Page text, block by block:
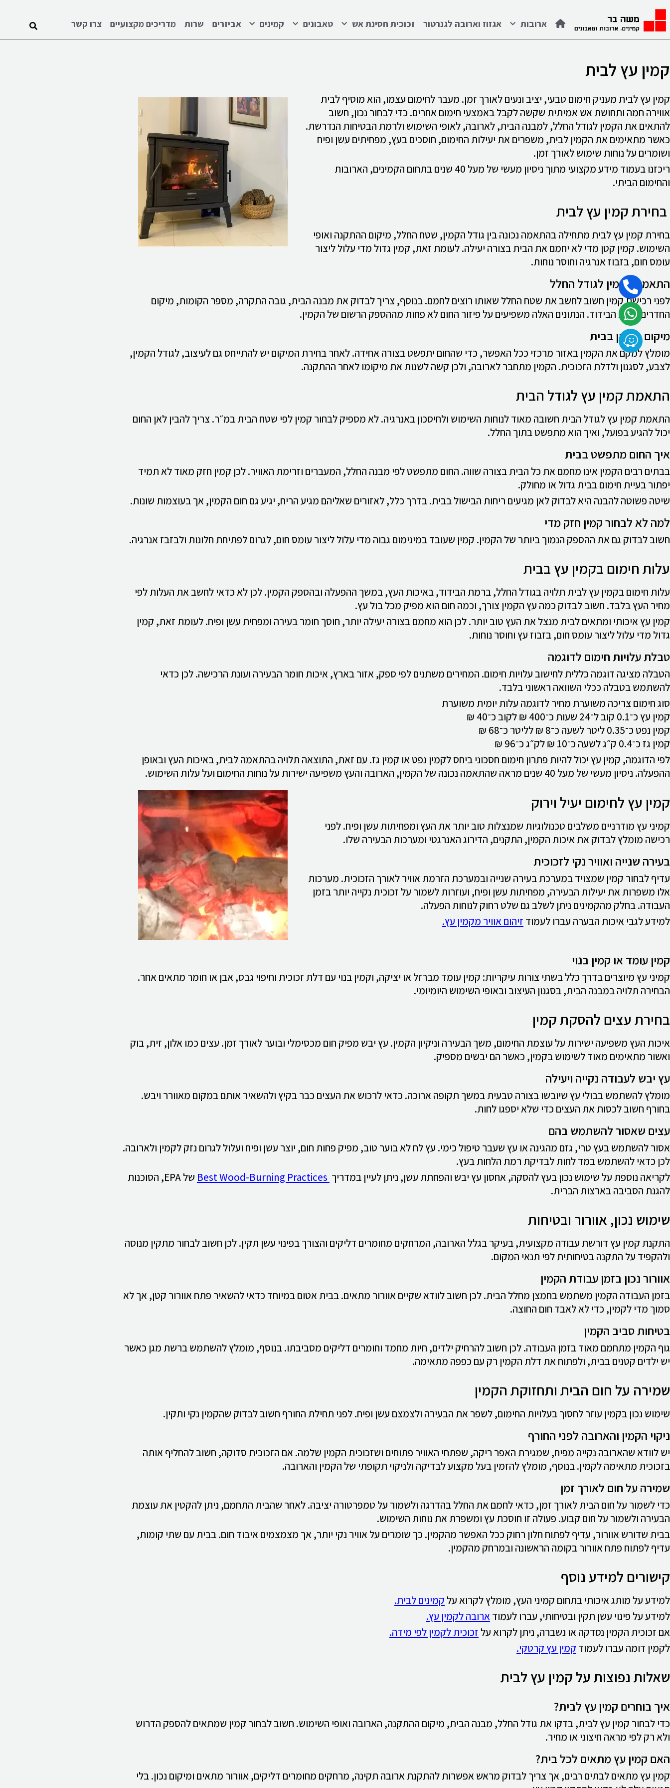
ארובות אגזוז וארובה לגנרטור זכוכית חסינת אש טאבונים קמינים אביזרים שרות מדריכים מקצועיים צרו קשר
קמין עץ לבית
קמין עץ לבית מעניק חימום טבעי, יציב ונעים לאורך זמן. מעבר לחימום עצמו, הוא מוסיף לבית
אווירה חמה ותחושת אש אמיתית שקשה לקבל באמצעי חימום אחרים. כדי לבחור נכון, חשוב
להתאים את הקמין לגודל החלל, למבנה הבית, לארובה, לאופי השימוש ולרמת הבטיחות הנדרשת.
כאשר מתאימים את הקמין לבית, משפרים את יעילות החימום, חוסכים בעץ, מפחיתים עשן ופיח
ושומרים על נוחות שימוש לאורך זמן.
ריכזנו בעמוד מידע מקצועי מתוך ניסיון מעשי של מעל 40 שנים בתחום הקמינים, הארובות
והחימום הביתי.
בחירת קמין עץ לבית
בחירת קמין עץ לבית מתחילה בהתאמה נכונה בין גודל הקמין, שטח החלל, מיקום ההתקנה ואופי
השימוש. קמין קטן מדי לא יחמם את הבית בצורה יעילה. לעומת זאת, קמין גדול מדי עלול ליצור
עומס חום, בזבוז אנרגיה וחוסר נוחות.
התאמת הקמין לגודל החלל
לפני רכישת קמין חשוב לחשב את שטח החלל שאותו רוצים לחמם. בנוסף, צריך לבדוק את מבנה הבית, גובה התקרה, מספר הקומות, מיקום
החדרים ורמת הבידוד. הנתונים האלה משפיעים על פיזור החום לא פחות מההספק הרשום של הקמין.
מיקום הקמין בבית
מומלץ למקם את הקמין באזור מרכזי ככל האפשר, כדי שהחום יתפשט בצורה אחידה. לאחר בחירת המיקום יש להתייחס גם לעיצוב, לגודל הקמין,
לצבע, לסגנון ולדלת הזכוכית. הקמין מתחבר לארובה, ולכן קשה לשנות את מיקומו לאחר ההתקנה.
התאמת קמין עץ לגודל הבית
התאמת קמין עץ לגודל הבית חשובה מאוד לנוחות השימוש ולחיסכון באנרגיה. לא מספיק לבחור קמין לפי שטח הבית במ״ר. צריך להבין לאן החום
יכול להגיע בפועל, ואיך הוא מתפשט בתוך החלל.
איך החום מתפשט בבית
בבתים רבים הקמין אינו מחמם את כל הבית בצורה שווה. החום מתפשט לפי מבנה החלל, המעברים וזרימת האוויר. לכן קמין חזק מאוד לא תמיד
יפתור בעיית חימום בבית גדול או מחולק.
שיטה פשוטה להבנה היא לבדוק לאן מגיעים ריחות הבישול בבית. בדרך כלל, לאזורים שאליהם מגיע הריח, יגיע גם חום הקמין, אך בעוצמות שונות.
למה לא לבחור קמין חזק מדי
חשוב לבדוק גם את ההספק הנמוך ביותר של הקמין. קמין שעובד במינימום גבוה מדי עלול ליצור עומס חום, לגרום לפתיחת חלונות ולבזבז אנרגיה.
עלות חימום בקמין עץ בבית
עלות חימום בקמין עץ לבית תלויה בגודל החלל, ברמת הבידוד, באיכות העץ, במשך ההפעלה ובהספק הקמין. לכן לא כדאי לחשב את העלות לפי
מחיר העץ בלבד. חשוב לבדוק כמה עץ הקמין צורך, וכמה חום הוא מפיק מכל בול עץ.
קמין עץ איכותי ומתאים לבית מנצל את העץ טוב יותר. לכן הוא מחמם בצורה יעילה יותר, חוסך חומר בעירה ומפחית עשן ופיח. לעומת זאת, קמין
גדול מדי עלול ליצור עומס חום, בזבוז עץ וחוסר נוחות.
טבלת עלויות חימום לדוגמה
הטבלה מציגה דוגמה כללית לחישוב עלויות חימום. המחירים משתנים לפי ספק, אזור בארץ, איכות חומר הבעירה ועונת הרכישה. לכן כדאי
להשתמש בטבלה ככלי השוואה ראשוני בלבד.
סוג חימום צריכה משוערת מחיר לדוגמה עלות יומית משוערת
קמין עץ כ־0.1 קוב ל־24 שעות כ־400 ₪ לקוב כ־40 ₪
קמין נפט כ־0.35 ליטר לשעה כ־8 ₪ לליטר כ־68 ₪
קמין גז כ־0.4 ק״ג לשעה כ־10 ₪ לק״ג כ־96 ₪
לפי הדוגמה, קמין עץ יכול להיות פתרון חימום חסכוני ביחס לקמין נפט או קמין גז. עם זאת, התוצאה תלויה בהתאמה לבית, באיכות העץ ובאופן
ההפעלה. ניסיון מעשי של מעל 40 שנים מראה שהתאמה נכונה של הקמין, הארובה והעץ משפיעה ישירות על נוחות החימום ועל עלות השימוש.
קמין עץ לחימום יעיל וירוק
קמיני עץ מודרניים משלבים טכנולוגיות שמנצלות טוב יותר את העץ ומפחיתות עשן ופיח. לפני
רכישה מומלץ לבדוק את איכות הקמין, התקנים, הדירוג האנרגטי ומערכות הבעירה שלו.
בעירה שנייה ואוויר נקי לזכוכית
עדיף לבחור קמין שמצויד במערכת בעירה שנייה ובמערכת הזרמת אוויר לאורך הזכוכית. מערכות
אלו משפרות את יעילות הבעירה, מפחיתות עשן ופיח, ועוזרות לשמור על זכוכית נקייה יותר בזמן
העבודה. בחלק מהקמינים ניתן לשלב גם שלט רחוק לנוחות הפעלה.
למידע לגבי איכות הבערה עברו לעמוד זיהום אוויר מקמין עץ.
קמין עומד או קמין בנוי
קמיני עץ מיוצרים בדרך כלל בשתי צורות עיקריות: קמין עומד מברזל או יציקה, וקמין בנוי עם דלת זכוכית וחיפוי גבס, אבן או חומר מתאים אחר.
הבחירה תלויה במבנה הבית, בסגנון העיצוב ובאופי השימוש היומיומי.
בחירת עצים להסקת קמין
איכות העץ משפיעה ישירות על עוצמת החימום, משך הבעירה וניקיון הקמין. עץ יבש מפיק חום מכסימלי ובוער לאורך זמן. עצים כמו אלון, זית, בוק
ואשור מתאימים מאוד לשימוש בקמין, כאשר הם יבשים מספיק.
עץ יבש לעבודה נקייה ויעילה
מומלץ להשתמש בבולי עץ שיובשו בצורה טבעית במשך תקופה ארוכה. כדאי לרכוש את העצים כבר בקיץ ולהשאיר אותם במקום מאוורר ויבש.
בחורף חשוב לכסות את העצים כדי שלא יספגו לחות.
עצים שאסור להשתמש בהם
אסור להשתמש בעץ טרי, גזם מהגינה או עץ שעבר טיפול כימי. עץ לח לא בוער טוב, מפיק פחות חום, יוצר עשן ופיח ועלול לגרום נזק לקמין ולארובה.
לכן כדאי להשתמש במד לחות לבדיקת רמת הלחות בעץ.
לקריאה נוספת על שימוש נכון בעץ להסקה, אחסון עץ יבש והפחתת עשן, ניתן לעיין במדריך
של EPA, הסוכנות
להגנת הסביבה בארצות הברית.
שימוש נכון, אוורור ובטיחות
התקנת קמין עץ דורשת עבודה מקצועית, בעיקר בגלל הארובה, המרחקים מחומרים דליקים והצורך בפינוי עשן תקין. לכן חשוב לבחור מתקין מנוסה
ולהקפיד על התקנה בטיחותית לפי תנאי המקום.
אוורור נכון בזמן עבודת הקמין
בזמן העבודה הקמין משתמש בחמצן מחלל הבית. לכן חשוב לוודא שקיים אוורור מתאים. בבית אטום במיוחד כדאי להשאיר פתח אוורור קטן, אך לא
סמוך מדי לקמין, כדי לא לאבד חום החוצה.
בטיחות סביב הקמין
גוף הקמין מתחמם מאוד בזמן העבודה. לכן חשוב להרחיק ילדים, חיות מחמד וחומרים דליקים מסביבתו. בנוסף, מומלץ להשתמש ברשת מגן כאשר
יש ילדים קטנים בבית, ולפתוח את דלת הקמין רק עם כפפה מתאימה.
שמירה על חום הבית ותחזוקת הקמין
שימוש נכון בקמין עוזר לחסוך בעלויות החימום, לשפר את הבעירה ולצמצם עשן ופיח. לפני תחילת החורף חשוב לבדוק שהקמין נקי ותקין.
ניקוי הקמין והארובה לפני החורף
יש לוודא שהארובה נקייה מפיח, שמגירת האפר ריקה, שפתחי האוויר פתוחים ושזכוכית הקמין שלמה. אם הזכוכית סדוקה, חשוב להחליף אותה
בזכוכית מתאימה לקמין. בנוסף, מומלץ להזמין בעל מקצוע לבדיקה ולניקוי תקופתי של הקמין והארובה.
שמירה על חום לאורך זמן
כדי לשמור על חום הבית לאורך זמן, כדאי לחמם את החלל בהדרגה ולשמור על טמפרטורה יציבה. לאחר שהבית התחמם, ניתן להקטין את עוצמת
הבעירה ולשמור על חום קבוע. פעולה זו חוסכת עץ ומשפרת את נוחות השימוש.
בבית שדורש אוורור, עדיף לפתוח חלון רחוק ככל האפשר מהקמין. כך שומרים על אוויר נקי יותר, אך מצמצמים איבוד חום. בבית עם שתי קומות,
עדיף לפתוח פתח אוורור בקומה הראשונה ובמרחק מהקמין.
קישורים למידע נוסף
למידע על מותג איכותי בתחום קמיני העץ, מומלץ לקרוא על קמינים לבית.
למידע על פינוי עשן תקין ובטיחותי, עברו לעמוד ארובה לקמין עץ.
אם זכוכית הקמין נסדקה או נשברה, ניתן לקרוא על זכוכית לקמין לפי מידה.
לקמין דומה עברו לעמוד קמין עץ קרטקי.
שאלות נפוצות על קמין עץ לבית
איך בוחרים קמין עץ לבית?
כדי לבחור קמין עץ לבית, בדקו את גודל החלל, מבנה הבית, מיקום ההתקנה, הארובה ואופי השימוש. חשוב לבחור קמין שמתאים להספק הדרוש
ולא רק לפי מראה חיצוני או מחיר.
האם קמין עץ מתאים לכל בית?
קמין עץ מתאים לבתים רבים, אך צריך לבדוק מראש אפשרות להתקנת ארובה תקינה, מרחקים מחומרים דליקים, אוורור מתאים ומיקום נכון. בלי